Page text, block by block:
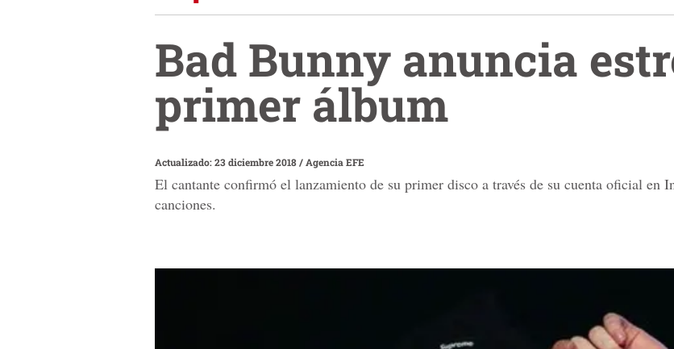
Bad Bunny anuncia
primer álbum
Actualizado: 23 diciembre 2018/ Agencia EFE
El cantante confirmó el lanzamiento de su primer disco a través de su cuenta oficial en
canciones.